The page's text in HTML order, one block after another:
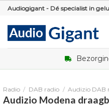
Skip
content
Audiogigant - Dé specialist in
Radio / DAB radio / Audizio DAB
Audizio Modena